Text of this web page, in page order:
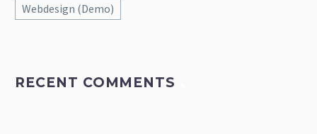
Webdesign (Demo)
RECENT COMMENTS